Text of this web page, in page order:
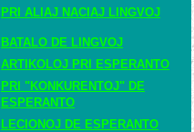
PRI ALIAJ NACIAJ LINGVOJ
BATALO DE LINGVOJ
ARTIKOLOJ PRI ESPERANTO
PRI "KONKURENTOJ" DE
ESPERANTO
LECIONOJ DE ESPERANTO